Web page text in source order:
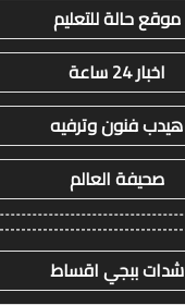
موقع حالة للتعليم
اخبار 24 ساعة
هيدب فنون وترفيه
صحيفة العالم
شدات ببجي اقساط